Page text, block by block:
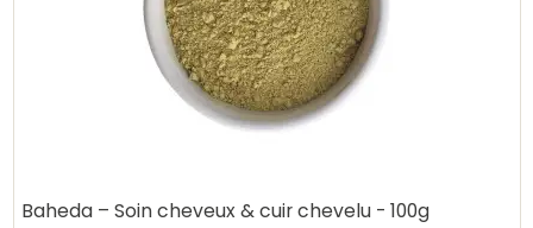
Baheda – Soin cheveux & cuir chevelu - 100g